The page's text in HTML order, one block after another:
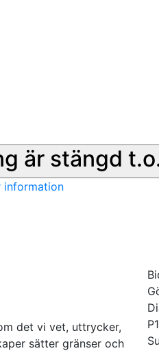
är stängd
information
det vi vet, uttrycker,
sätter gränser och